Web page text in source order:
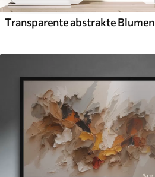
Transparente abstrakte Blumen